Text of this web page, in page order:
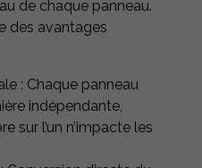
de chaque panneau.
des avantages
: Chaque panneau
indépendante,
sur l’un n’impacte les